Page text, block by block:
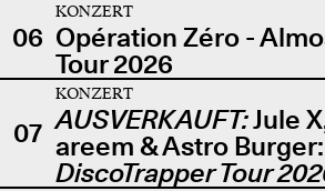
06
KONZERT
Opération Zéro -
Tour 2026
07
KONZERT
AUSVERKAUFT:Jule
areem & Astro Burger:
DiscoTrapper Tour